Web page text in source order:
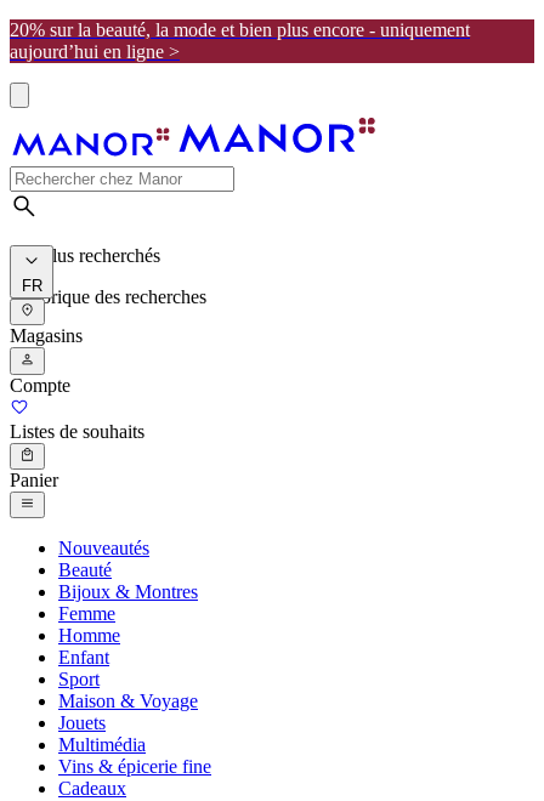
20% sur la beauté, la mode et bien plus encore - uniquement
aujourd’hui en ligne >
Les plus recherchés
Historique des recherches
FR
Magasins
Compte
Listes de souhaits
Panier
Nouveautés
Beauté
Bijoux & Montres
Femme
Homme
Enfant
Sport
Maison & Voyage
Jouets
Multimédia
Vins & épicerie fine
Cadeaux